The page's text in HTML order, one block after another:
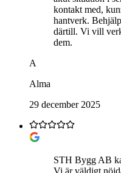
kontakt med,
hantverk.
därtill. Vi vill
dem.
A
Alma
29 december 2025
STH Bygg AB
Vi är väldigt